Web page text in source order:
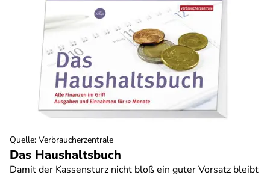
Das Haushaltsbuch
Damit der Kassensturz nicht bloß ein guter Vorsatz bleibt
Quelle: Verbraucherzentrale